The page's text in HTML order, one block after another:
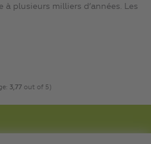
plusieurs milliers d’années. Les
3,77 out of 5)